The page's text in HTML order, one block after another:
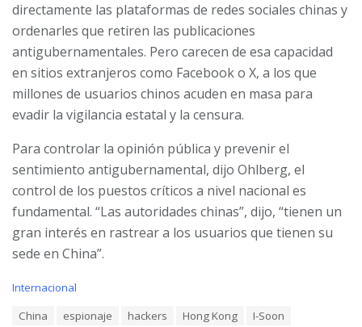
directamente las plataformas de redes sociales chinas y
ordenarles que retiren las publicaciones
antigubernamentales. Pero carecen de esa capacidad
en sitios extranjeros como Facebook o X, a los que
millones de usuarios chinos acuden en masa para
evadir la vigilancia estatal y la censura.
Para controlar la opinión pública y prevenir el
sentimiento antigubernamental, dijo Ohlberg, el
control de los puestos críticos a nivel nacional es
fundamental. “Las autoridades chinas”, dijo, “tienen un
gran interés en rastrear a los usuarios que tienen su
sede en China”.
C
Internacional
China espionaje hackers Hong Kong
I-Soon